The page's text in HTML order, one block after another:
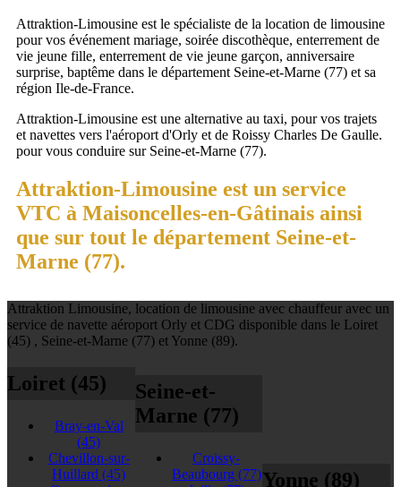
Attraktion-Limousine est le spécialiste de la location de limousine
pour vos événement mariage, soirée discothèque, enterrement de
vie jeune fille, enterrement de vie jeune garçon, anniversaire
surprise, baptême dans le département Seine-et-Marne (77) et sa
région Ile-de-France.
Attraktion-Limousine est une alternative au taxi, pour vos trajets
et navettes vers l'aéroport d'Orly et de Roissy Charles De Gaulle.
pour vous conduire sur Seine-et-Marne (77).
Attraktion-Limousine est un service
VTC à Maisoncelles-en-Gâtinais ainsi
que sur tout le département Seine-et-
Marne (77).
Attraktion Limousine, location de limousine avec chauffeur avec un
service de navette aéroport Orly et CDG disponible dans le Loiret
(45) , Seine-et-Marne (77) et Yonne (89).
Loiret (45)
Bray-en-Val
(45)
Chevillon-sur-
Huillard(45)
Seine-et-
Marne (77)
Croissy-
Beaubourg (77)Yonne (89)